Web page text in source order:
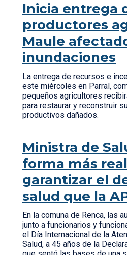
Inicia entrega
productores
Maule
inundaciones
La entrega de recursos e
este miércoles en Parral,
pequeños agricultores
para restaurar y reconstruir
productivos dañados.
Ministra de
forma más
garantizar el
salud que la
En la comuna de Renca, las
junto a funcionarios y
el Día Internacional de la
Salud, a 45 años de la